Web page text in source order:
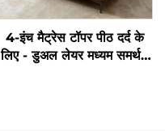
4-इंच मैट्रेस टॉपर पीठ दर्द के
लिए - डुअल लेयर मध्यम समर्थन